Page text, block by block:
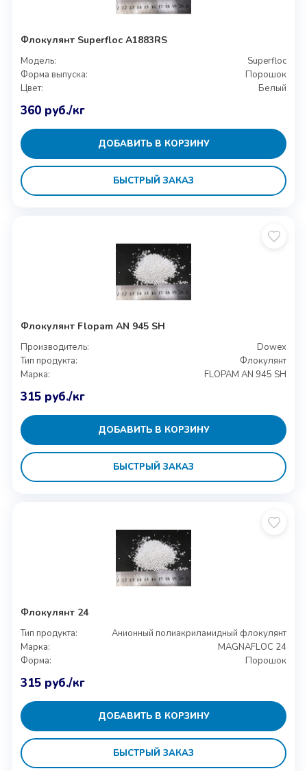
Флокулянт Superfloc A1883RS
Модель:
Superfloc
Форма выпуска:
Порошок
Цвет:
Белый
360 руб./кг
ДОБАВИТЬ В КОРЗИНУ
БЫСТРЫЙ ЗАКАЗ
Флокулянт Flopam AN 945 SH
Производитель:
Dowex
Тип продукта:
Флокулянт
Марка:
FLOPAM AN 945 SH
315 руб./кг
ДОБАВИТЬ В КОРЗИНУ
БЫСТРЫЙ ЗАКАЗ
Флокулянт 24
Тип продукта:
Анионный полиакриламидный флокулянт
Марка:
MAGNAFLOC 24
Форма:
Порошок
315 руб./кг
ДОБАВИТЬ В КОРЗИНУ
БЫСТРЫЙ ЗАКАЗ